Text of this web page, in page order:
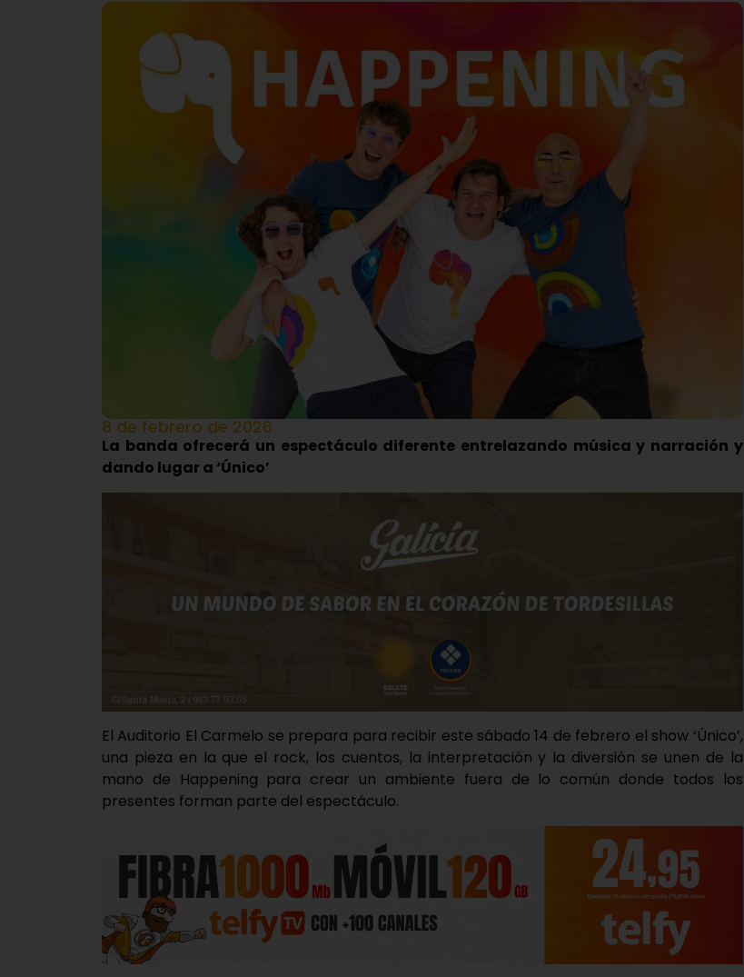
8 de febrero de 2026
La banda ofrecerá un espectáculo diferente entrelazando música y narración y
dando lugar a ‘Único’
El Auditorio El Carmelo se prepara para recibir este sábado 14 de febrero el show ‘Único’,
una pieza en la que el rock, los cuentos, la interpretación y la diversión se unen de la
mano de Happening para crear un ambiente fuera de lo común donde todos los
presentes forman parte del espectáculo.